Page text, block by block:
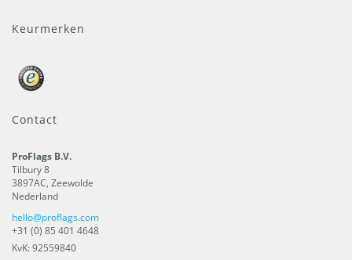
Keurmerken
Contact
ProFlags B.V.
Tilbury 8
3897AC, Zeewolde
Nederland
hello@proflags.com
+31 (0) 85 401 4648
KvK: 92559840